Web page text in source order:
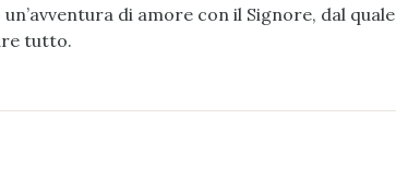
di amore con il Signore, dal quale
tutto.